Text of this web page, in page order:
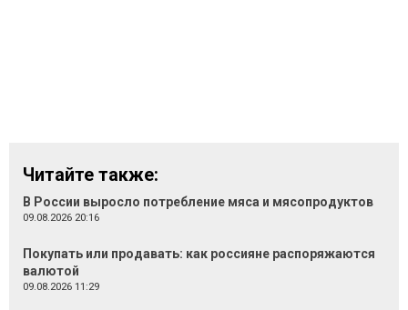
Читайте также:
В России выросло потребление мяса и мясопродуктов
09.08.2026 20:16
Покупать или продавать: как россияне распоряжаются
валютой
09.08.2026 11:29